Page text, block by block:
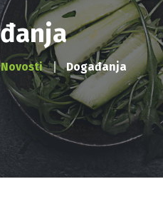
Novosti Događanja